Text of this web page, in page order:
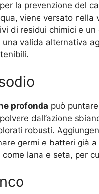
la prevenzione del
viene versato nella
di residui chimici e
una valida alternativa
profonda può
dall’azione
robusti.
germi e batteri già
lana e seta, per